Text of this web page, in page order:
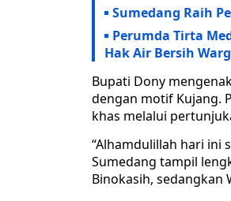
Sumedang Raih
Perumda Tirta
Hak Air Bersih
Bupati Dony
dengan motif Kujang.
khas melalui
“Alhamdulillah hari ini
Sumedang tampil
Binokasih, sedangkan